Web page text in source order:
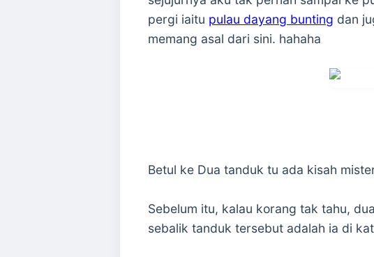
pergi iaitu pulau dayang bunting dan
memang asal dari sini. hahaha
Betul ke Dua tanduk tu ada kisah
Sebelum itu, kalau korang tak tahu,
sebalik tanduk tersebut adalah ia di